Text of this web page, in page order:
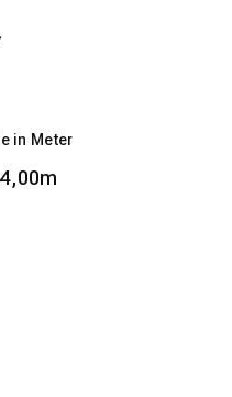
in Meter